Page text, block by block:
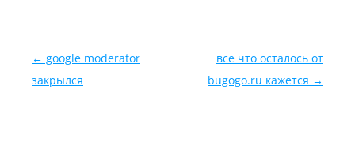
Навигация по записям
← google moderator
закрылся
все что осталось от
bugogo.ru кажется →